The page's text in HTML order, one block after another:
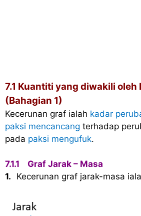
7.1 Kuantiti yang diwakili oleh
(Bahagian 1)
Kecerunan graf ialah kadar
paksi mencancang terhadap
pada paksi mengufuk.
7.1.1 Graf Jarak – Masa
1. Kecerunan graf jarak-masa